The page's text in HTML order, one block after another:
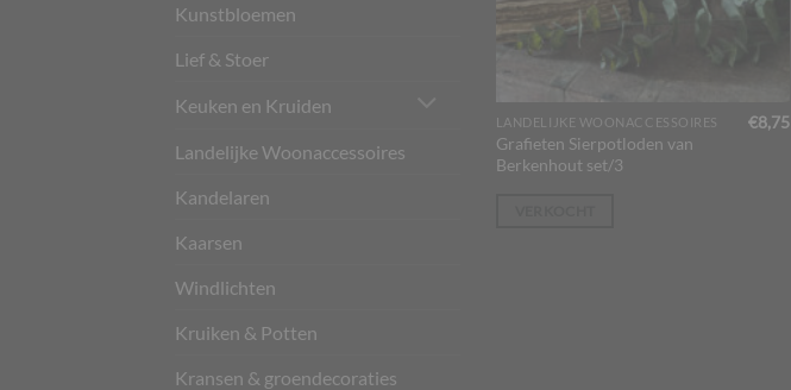
Kunstbloemen
Lief & Stoer
Keuken en Kruiden
Landelijke Woonaccessoires
Kandelaren
Kaarsen
Windlichten
Kruiken & Potten
Kransen & groendecoraties
LANDELIJKE WOONACCESSOIRES
Grafieten Sierpotloden van
Berkenhout set/3
€8,75